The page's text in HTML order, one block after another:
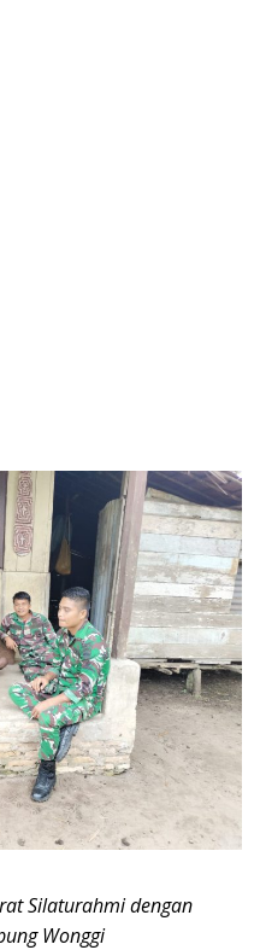
Silaturahmi dengan
Wonggi